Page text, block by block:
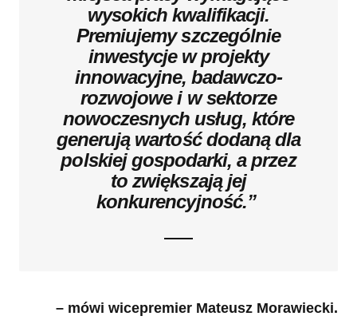
wysokich kwalifikacji.
Premiujemy szczególnie
inwestycje w projekty
innowacyjne, badawczo-
rozwojowe i w sektorze
nowoczesnych usług, które
generują wartość dodaną dla
polskiej gospodarki, a przez
to zwiększają jej
konkurencyjność.”
– mówi wicepremier Mateusz Morawiecki.